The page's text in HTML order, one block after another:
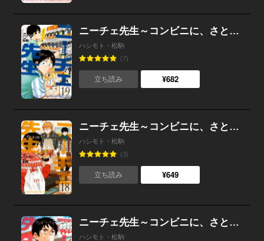
ニーチェ先生～コンビニに、さとり世代の新人が舞い降りた～ 19
ハシモト・松駒
(7)
立ち読み ¥682
ニーチェ先生～コンビニに、さとり世代の新人が舞い降りた～ 18
ハシモト・松駒
(3)
立ち読み ¥649
ニーチェ先生～コンビニに、さとり世代の新人が舞い降りた～ 17
ハシモト・松駒